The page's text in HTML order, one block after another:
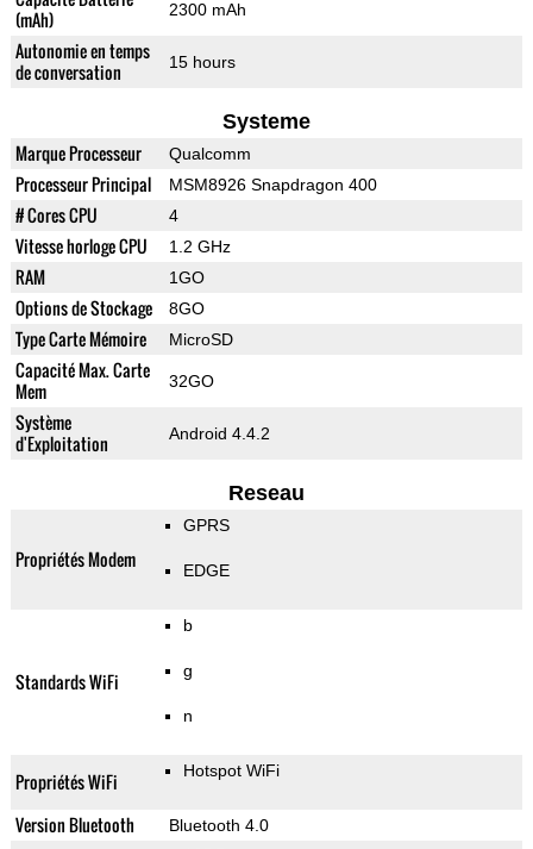
(mAh)
2300 mAh
Autonomie en temps
de conversation
15 hours
Systeme
Marque Processeur Qualcomm
Processeur Principal MSM8926 Snapdragon 400
# Cores CPU 4
Vitesse horloge CPU 1.2 GHz
RAM 1GO
Options de Stockage 8GO
Type Carte Mémoire MicroSD
Capacité Max. Carte
Mem
32GO
Système
d'Exploitation
Android 4.4.2
Reseau
Propriétés Modem
GPRS
EDGE
Standards WiFi
b
g
n
Propriétés WiFi Hotspot WiFi
Version Bluetooth Bluetooth 4.0